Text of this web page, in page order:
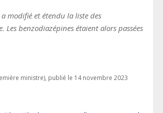
modifié et étendu la liste des
benzodiazépines étaient alors passées
ministre), publié le 14 novembre 2023